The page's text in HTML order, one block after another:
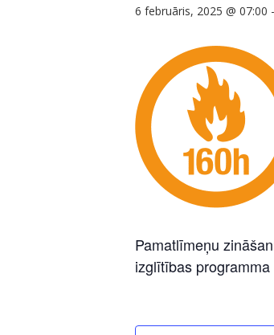
6 februāris, 2025 @ 07:00 -
Pamatlīmeņu
izglītības programma